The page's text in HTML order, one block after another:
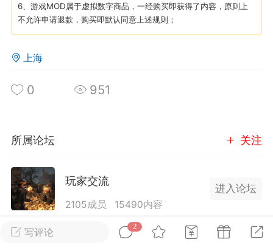
大人
Lv.8
02-10 15:45
电脑端 其他&工具
单机辅助引流私下售卖服务器外挂！
作弊模组的发布规范近期收到一些信息
作弊模组在联机服务器使用,为了维护游
72 2.21w
大人
Lv.8
写评论
2
6、游戏MOD属于虚拟数字商品，一经购买即获得了内容，原则上
不允许申请退款，购买即默认同意上述规则；
上海
0 951
所属论坛 关注
玩家交流
2105成员 15490内容
进入论坛
为七日杀玩家提供交流、提问、分享平台。发帖请